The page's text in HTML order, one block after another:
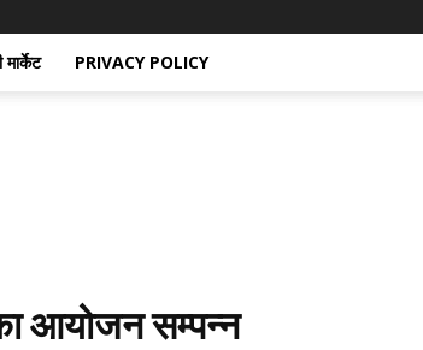
मार्केट PRIVACY POLICY
आयोजन सम्पन्न